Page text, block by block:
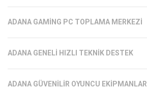
ADANA GAMING PC TOPLAMA MERKEZI
ADANA GENELI HIZLI TEKNIK DESTEK
ADANA GÜVENILIR OYUNCU EKIPMANLARI